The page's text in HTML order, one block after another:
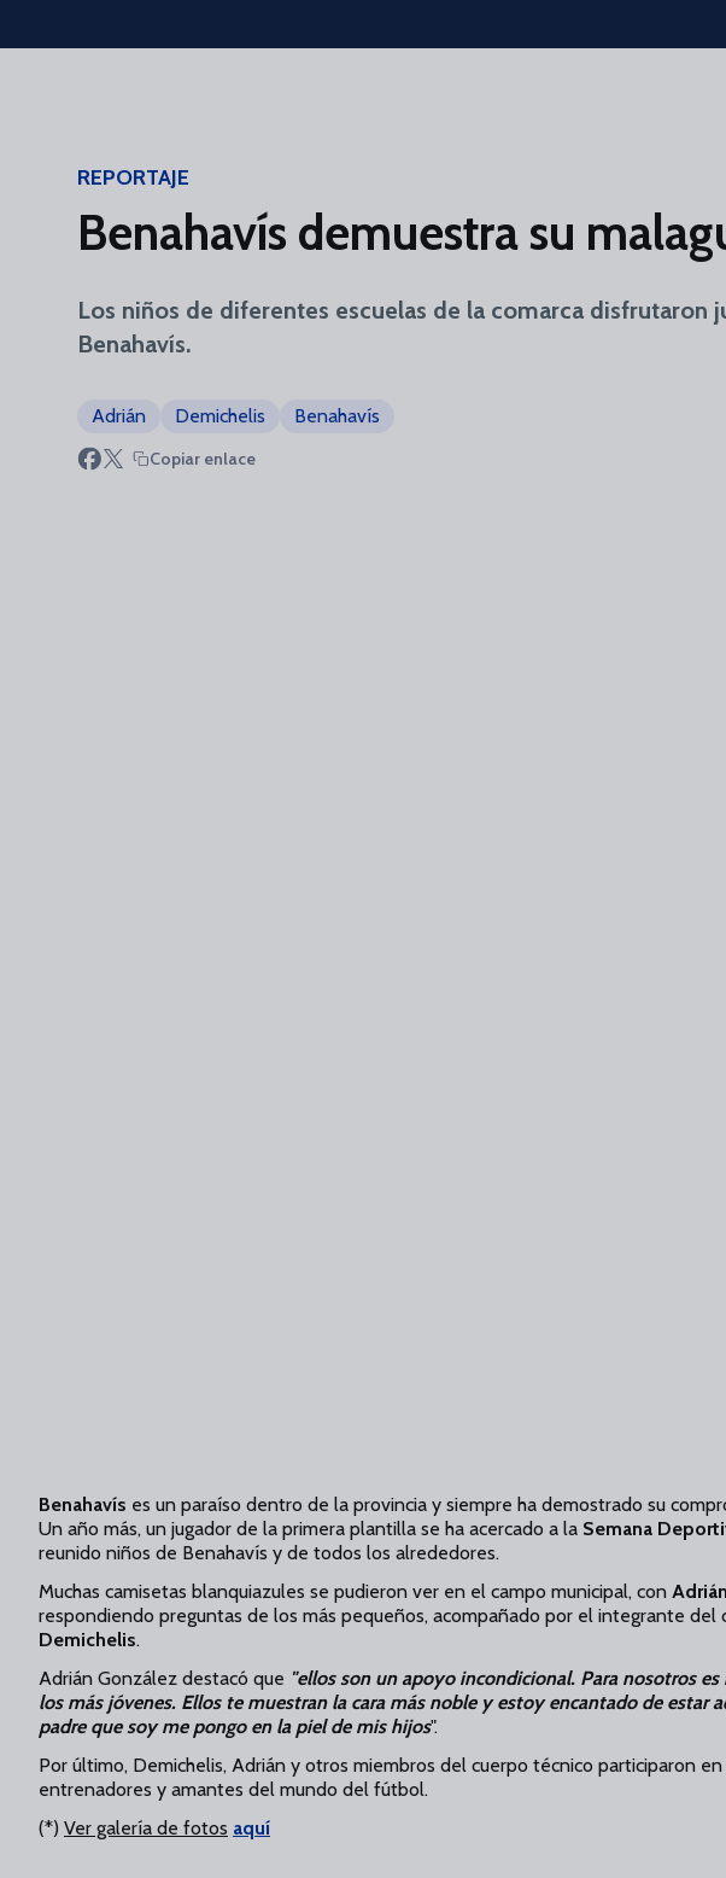
Skip to main content
REPORTAJE
Benahavís demuestra su
Los niños de diferentes escuelas de la comarca
Benahavís.
Adrián Demichelis Benahavís
Copiar enlace
Benahavís es un paraíso dentro de la provincia y siempre ha demostrado su
Un año más, un jugador de la primera plantilla se ha acercado a la Semana
reunido niños de Benahavís y de todos los alrededores.
Muchas camisetas blanquiazules se pudieron ver en el campo municipal, con
respondiendo preguntas de los más pequeños, acompañado por el integrante del
Demichelis.
Adrián González destacó que "ellos son un apoyo incondicional. Para nosotros
los más jóvenes. Ellos te muestran la cara más noble y estoy encantado de estar
padre que soy me pongo en la piel de mis hijos".
Por último, Demichelis, Adrián y otros miembros del cuerpo técnico participaron
entrenadores y amantes del mundo del fútbol.
(*) Ver galería de fotos aquí